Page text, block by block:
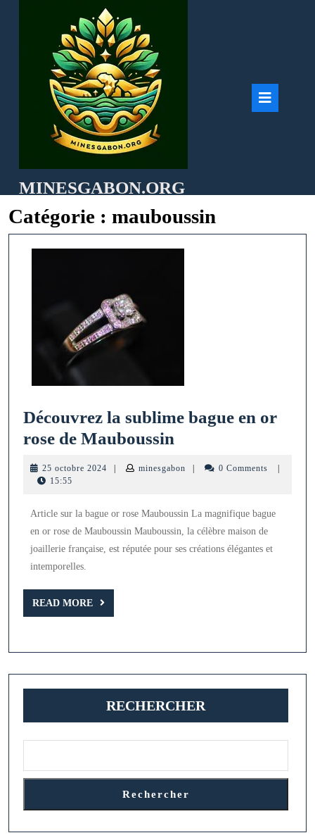
MINESGABON.ORG
Catégorie : mauboussin
Découvrez la sublime bague en or
rose de Mauboussin
en
or
25 octobre 2024 25
minesgabon minesgabon0 Comments
15:55
Article sur la bague or rose Mauboussin La magnifique bague
en or rose de Mauboussin Mauboussin, la célèbre maison de
joaillerie française, est réputée pour ses créations élégantes et
intemporelles.
READ MORE
READ
MORE
RECHERCHER
Rechercher